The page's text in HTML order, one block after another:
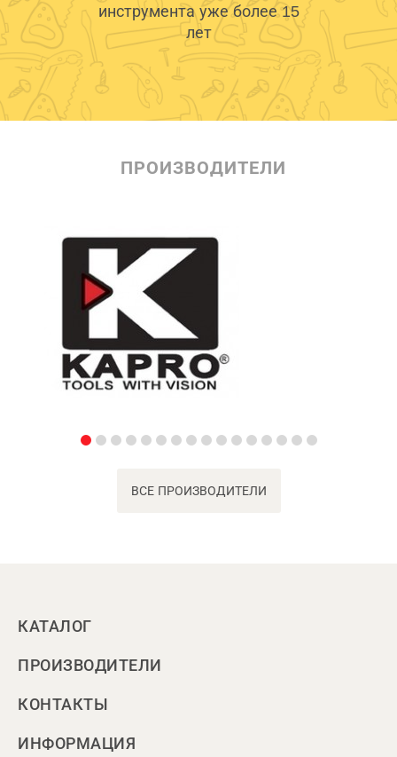
инструмента уже более 15
лет
ПРОИЗВОДИТЕЛИ
ВСЕ ПРОИЗВОДИТЕЛИ
КАТАЛОГ
ПРОИЗВОДИТЕЛИ
КОНТАКТЫ
ИНФОРМАЦИЯ